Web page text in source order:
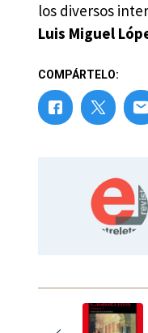
los diversos
Luis Miguel
COMPÁRTELO: